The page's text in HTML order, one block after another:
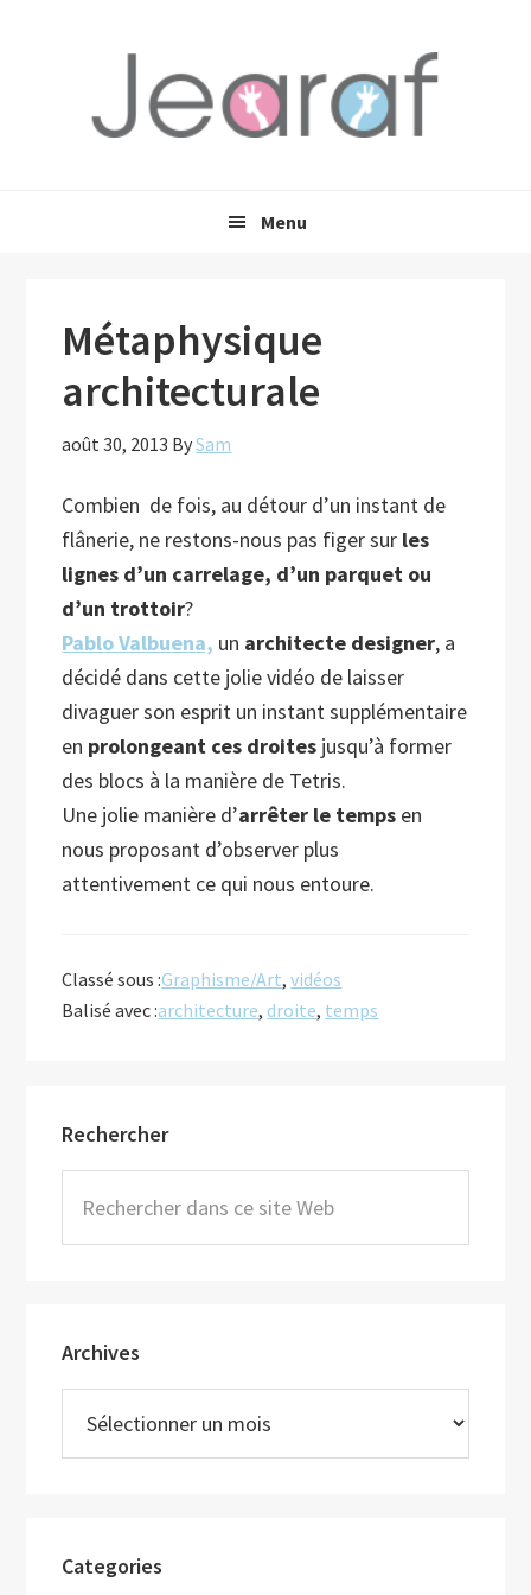
navigation
Menu
Métaphysique
architecturale
août 30, 2013 BySam
Combien de fois, au détour d’un instant de
flânerie, ne restons-nous pas figer sur les
lignes d’un carrelage, d’un parquet ou
d’un trottoir?
Pablo Valbuena, un architecte designer, a
décidé dans cette jolie vidéo de laisser
divaguer son esprit un instant supplémentaire
en prolongeant ces droites jusqu’à former
des blocs à la manière de Tetris.
Une jolie manière d’arrêter le temps en
nous proposant d’observer plus
attentivement ce qui nous entoure.
Classé sous :Graphisme/Art,vidéos
Balisé avec :architecture, droite, temps
latérale
principale
Rechercher
dans
ce
Archives
Categories